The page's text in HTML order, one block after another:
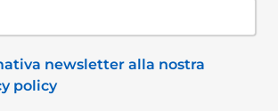
newsletter alla nostra
policy